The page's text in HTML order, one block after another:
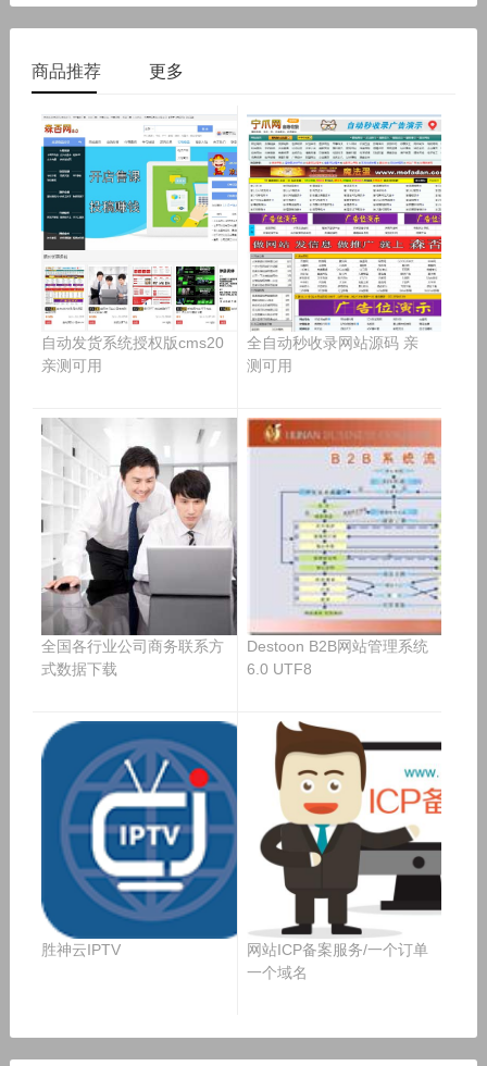
值。 01 交易概况
在全球能源转型和“双碳”目标加速推进的背景下，零碳园区
已成为产业绿色升级的关键抓手。在第八届中国国际进口博
览会（进博会）上，施耐德电气联合上海交通大学环境社会
治理研究院等权威机构，发布了《202
商品推荐 更多
自动发货系统授权版cms20
亲测可用
全自动秒收录网站源码 亲
测可用
全国各行业公司商务联系方
式数据下载
Destoon B2B网站管理系统
6.0 UTF8
胜神云IPTV
网站ICP备案服务/一个订单
一个域名